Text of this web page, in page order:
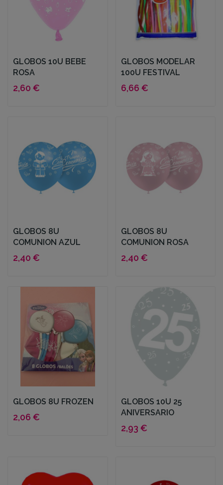
GLOBOS 10U BEBE
ROSA
2,60 €
GLOBOS MODELAR
100U FESTIVAL
6,66 €
GLOBOS 8U
COMUNION AZUL
2,40 €
GLOBOS 8U
COMUNION ROSA
2,40 €
GLOBOS 8U FROZEN
2,06 €
GLOBOS 10U 25
ANIVERSARIO
2,93 €